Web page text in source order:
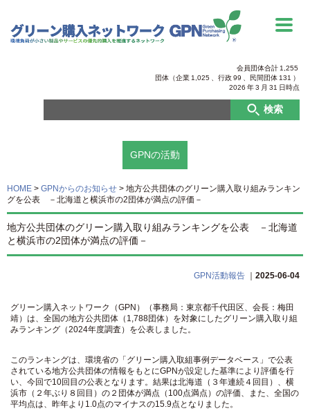
会員団体合計 1,255
団体（企業 1,025 、行政99 民間団体 131 ）
2026 年3 月 31 日時点
検索
GPNの活動
HOME > GPNからのお知らせ > 地方公共団体のグリーン購入取り組みランキン
グを公表 －北海道と横浜市の2団体が満点の評価－
地方公共団体のグリーン購入取り組みランキングを公表 －北海道
と横浜市の2団体が満点の評価－
GPN活動報告 ｜ 2025-06-04
グリーン購入ネットワーク（GPN）（事務局：東京都千代田区、会長：梅田
靖）は、全国の地方公共団体（1,788団体）を対象にしたグリーン購入取り組
みランキング（2024年度調査）を公表しました。
このランキングは、環境省の「グリーン購入取組事例データベース」で公表
されている地方公共団体の情報をもとにGPNが設定した基準により評価を行
い、今回で10回目の公表となります。結果は北海道（３年連続４回目）、横
浜市（２年ぶり８回目）の２団体が満点（100点満点）の評価、また、全国の
平均点は、昨年より1.0点のマイナスの15.9点となりました。